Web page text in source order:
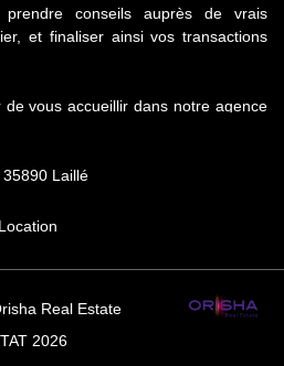
conseils auprès de vrais
et finaliser ainsi vos transactions
vous accueillir dans notre agence
notre déontologie, membre de la
Exclusivité AMEPI nous saurons
les informations concernant les
infrastructures, les commerces et
Laillé
Real Estate
2026